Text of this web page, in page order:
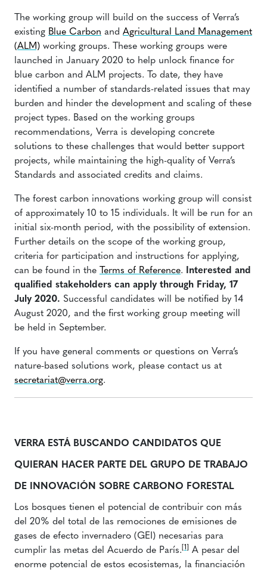
The working group will build on the success of Verra’s
existing Blue Carbon and Agricultural Land Management
(ALM) working groups. These working groups were
launched in January 2020 to help unlock finance for
blue carbon and ALM projects. To date, they have
identified a number of standards-related issues that may
burden and hinder the development and scaling of these
project types. Based on the working groups
recommendations, Verra is developing concrete
solutions to these challenges that would better support
projects, while maintaining the high-quality of Verra’s
Standards and associated credits and claims.
The forest carbon innovations working group will consist
of approximately 10 to 15 individuals. It will be run for an
initial six-month period, with the possibility of extension.
Further details on the scope of the working group,
criteria for participation and instructions for applying,
can be found in the Terms of Reference. Interested and
qualified stakeholders can apply through Friday, 17
July 2020. Successful candidates will be notified by 14
August 2020, and the first working group meeting will
be held in September.
If you have general comments or questions on Verra’s
nature-based solutions work, please contact us at
secretariat@verra.org.
VERRA ESTÁ BUSCANDO CANDIDATOS QUE
QUIERAN HACER PARTE DEL GRUPO DE TRABAJO
DE INNOVACIÓN SOBRE CARBONO FORESTAL
Los bosques tienen el potencial de contribuir con más
del 20% del total de las remociones de emisiones de
gases de efecto invernadero (GEI) necesarias para
cumplir las metas del Acuerdo de París. [1]
A pesar del
enorme potencial de estos ecosistemas, la financiación